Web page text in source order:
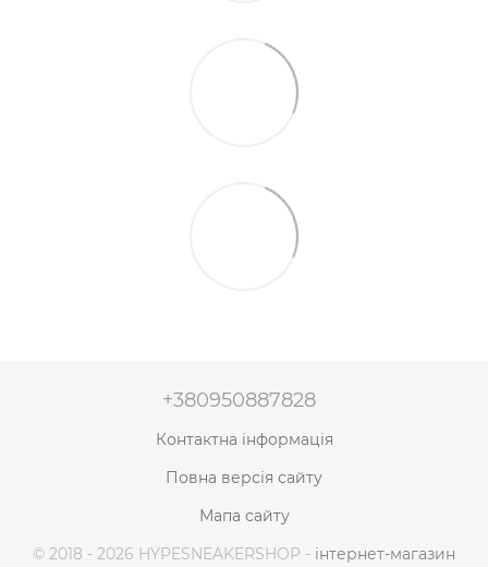
+380950887828
Контактна інформація
Повна версія сайту
Мапа сайту
© 2018 - 2026 HYPESNEAKERSHOP - інтернет-магазин